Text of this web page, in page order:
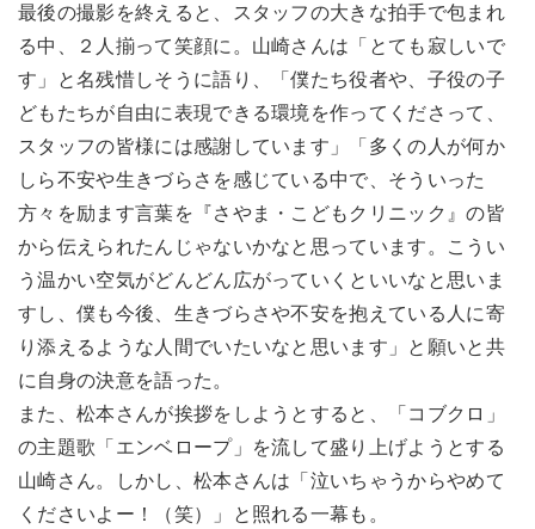
最後の撮影を終えると、スタッフの大きな拍手で包まれ
る中、２人揃って笑顔に。山崎さんは「とても寂しいで
す」と名残惜しそうに語り、「僕たち役者や、子役の子
どもたちが自由に表現できる環境を作ってくださって、
スタッフの皆様には感謝しています」「多くの人が何か
しら不安や生きづらさを感じている中で、そういった
方々を励ます言葉を『さやま・こどもクリニック』の皆
から伝えられたんじゃないかなと思っています。こうい
う温かい空気がどんどん広がっていくといいなと思いま
すし、僕も今後、生きづらさや不安を抱えている人に寄
り添えるような人間でいたいなと思います」と願いと共
に自身の決意を語った。
また、松本さんが挨拶をしようとすると、「コブクロ」
の主題歌「エンベロープ」を流して盛り上げようとする
山崎さん。しかし、松本さんは「泣いちゃうからやめて
くださいよー！（笑）」と照れる一幕も。